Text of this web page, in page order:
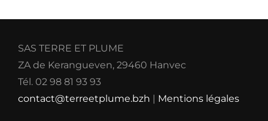
SAS TERRE ET PLUME
ZA de Kerangueven, 29460 Hanvec
Tél. 02 98 81 93 93
contact@terreetplume.bzh | Mentions légales